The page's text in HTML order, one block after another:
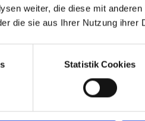
weiter, die diese mit
die sie aus Ihrer Nutzung ihrer
Statistik Cookies